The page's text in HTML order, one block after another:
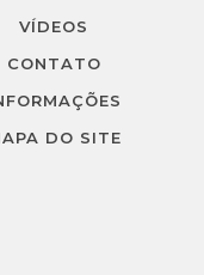
paulo
VÍDEOS
CONTATO
DO SITE